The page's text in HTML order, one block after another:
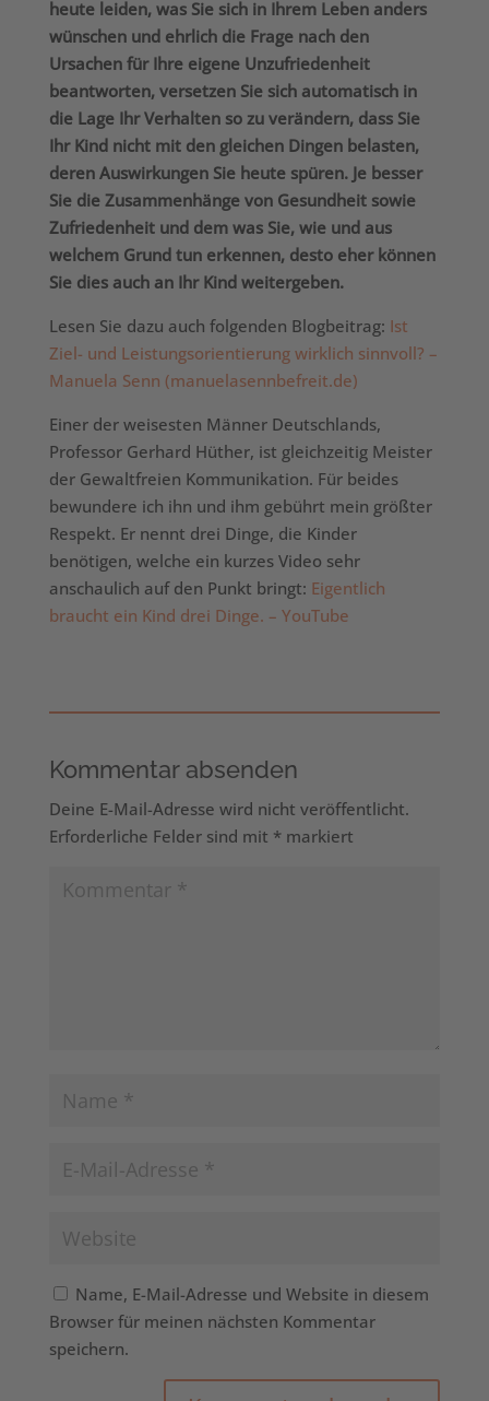
heute leiden, was Sie sich in Ihrem Leben anders
wünschen und ehrlich die Frage nach den
Ursachen für Ihre eigene Unzufriedenheit
beantworten, versetzen Sie sich automatisch in
die Lage Ihr Verhalten so zu verändern, dass Sie
Ihr Kind nicht mit den gleichen Dingen belasten,
deren Auswirkungen Sie heute spüren. Je besser
Sie die Zusammenhänge von Gesundheit sowie
Zufriedenheit und dem was Sie, wie und aus
welchem Grund tun erkennen, desto eher können
Sie dies auch an Ihr Kind weitergeben.
Lesen Sie dazu auch folgenden Blogbeitrag: Ist
Ziel- und Leistungsorientierung wirklich sinnvoll? –
Manuela Senn (manuelasennbefreit.de)
Einer der weisesten Männer Deutschlands,
Professor Gerhard Hüther, ist gleichzeitig Meister
der Gewaltfreien Kommunikation. Für beides
bewundere ich ihn und ihm gebührt mein größter
Respekt. Er nennt drei Dinge, die Kinder
benötigen, welche ein kurzes Video sehr
anschaulich auf den Punkt bringt: Eigentlich
braucht ein Kind drei Dinge. – YouTube
Kommentar absenden
Deine E-Mail-Adresse wird nicht veröffentlicht.
Erforderliche Felder sind mit *markiert
Name, E-Mail-Adresse und Website in diesem
Browser für meinen nächsten Kommentar
speichern.